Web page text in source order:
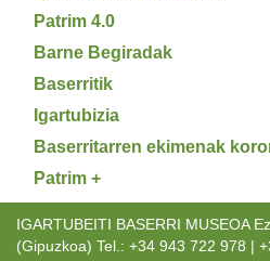
Patrim 4.0
Barne Begiradak
Baserritik
Igartubizia
Baserritarren ekimenak
Patrim +
IGARTUBEITI BASERRI MUSEOA
(Gipuzkoa) Tel.: +34 943 722 978 |